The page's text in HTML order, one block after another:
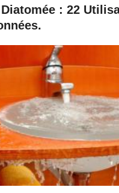
: 22